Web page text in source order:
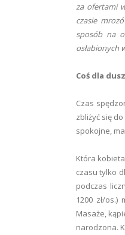
za ofertami
czasie
sposób na
osłabionych
Coś dla
Czas
zbliżyć się
spokojne,
Która
czasu tylko
podczas
1200 zł/
Masaże,
narodzona.